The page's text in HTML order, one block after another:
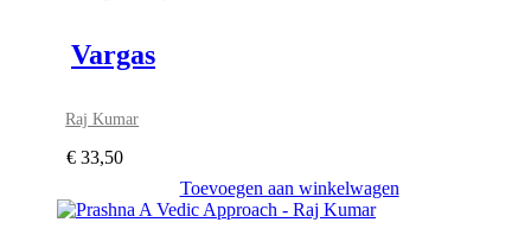
Vargas
Raj Kumar
€ 33,50
Toevoegen aan winkelwagen